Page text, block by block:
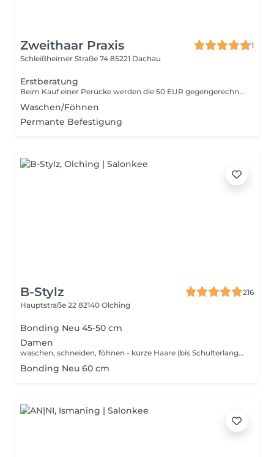
Zweithaar Praxis
1
Schleißheimer Straße 74 85221 Dachau
Erstberatung
Beim Kauf einer Perücke werden die 50 EUR gegengerechnet.
Waschen/Föhnen
Permante Befestigung
B-Stylz
216
Hauptstraße 22 82140 Olching
Bonding Neu 45-50 cm
Damen
waschen, schneiden, föhnen - kurze Haare (bis Schulterlang) - lange Haare (ab Schulterlang)
Bonding Neu 60 cm